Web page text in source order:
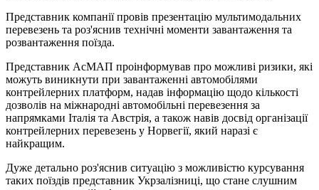
Представник компанії провів презентацію мультимодальних
перевезень та роз'яснив технічні моменти завантаження та
розвантаження поїзда.
Представник АсМАП проінформував про можливі ризики, які
можуть виникнути при завантаженні автомобілями
контрейлерних платформ, надав інформацію щодо кількості
дозволів на міжнародні автомобільні перевезення за
напрямками Італія та Австрія, а також навів досвід організації
контрейлерних перевезень у Норвегії, який наразі є
найкращим.
Дуже детально роз'яснив ситуацію з можливістю курсування
таких поїздів представник Укрзалізниці, що стане слушним